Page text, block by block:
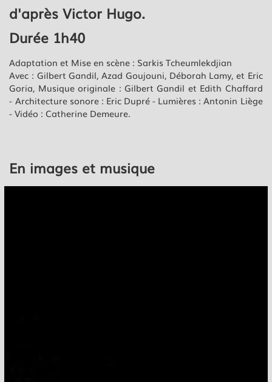
d'après Victor Hugo.
Durée 1h40
Adaptation et Mise en scène : Sarkis Tcheumlekdjian
Avec : Gilbert Gandil, Azad Goujouni, Déborah Lamy, et Eric
Goria, Musique originale : Gilbert Gandil et Edith Chaffard
- Architecture sonore : Eric Dupré - Lumières : Antonin Liège
- Vidéo : Catherine Demeure.
En images et musique